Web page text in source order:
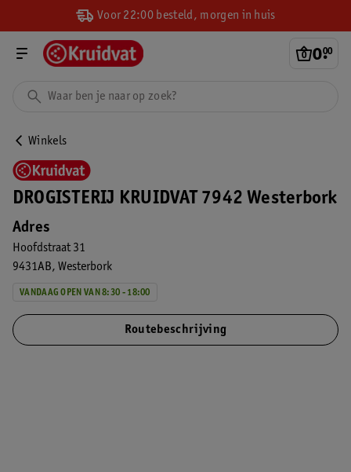
Voor 22:00 besteld, morgen in huis
0.
00
Winkels
DROGISTERIJ KRUIDVAT 7942 Westerbork
Adres
Hoofdstraat 31
9431AB Westerbork
VANDAAG OPEN VAN 8:30 - 18:00
Routebeschrijving